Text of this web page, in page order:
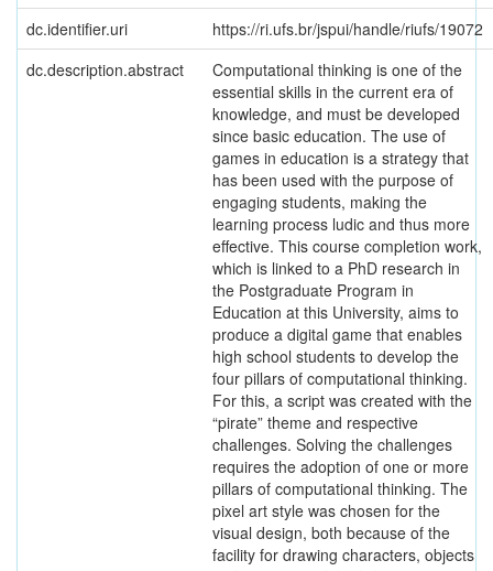
dc.identifier.uri
https://ri.ufs.br/jspui/handle/riufs/19072
dc.description.abstract
Computational thinking is one of the
essential skills in the current era of
knowledge, and must be developed
since basic education. The use of
games in education is a strategy that
has been used with the purpose of
engaging students, making the
learning process ludic and thus more
effective. This course completion work,
which is linked to a PhD research in
the Postgraduate Program in
Education at this University, aims to
produce a digital game that enables
high school students to develop the
four pillars of computational thinking.
For this, a script was created with the
“pirate” theme and respective
challenges. Solving the challenges
requires the adoption of one or more
pillars of computational thinking. The
pixel art style was chosen for the
visual design, both because of the
facility for drawing characters, objects